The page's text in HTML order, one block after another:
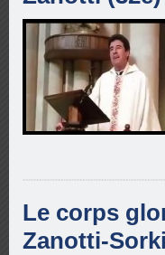
Le corps
Zanotti-